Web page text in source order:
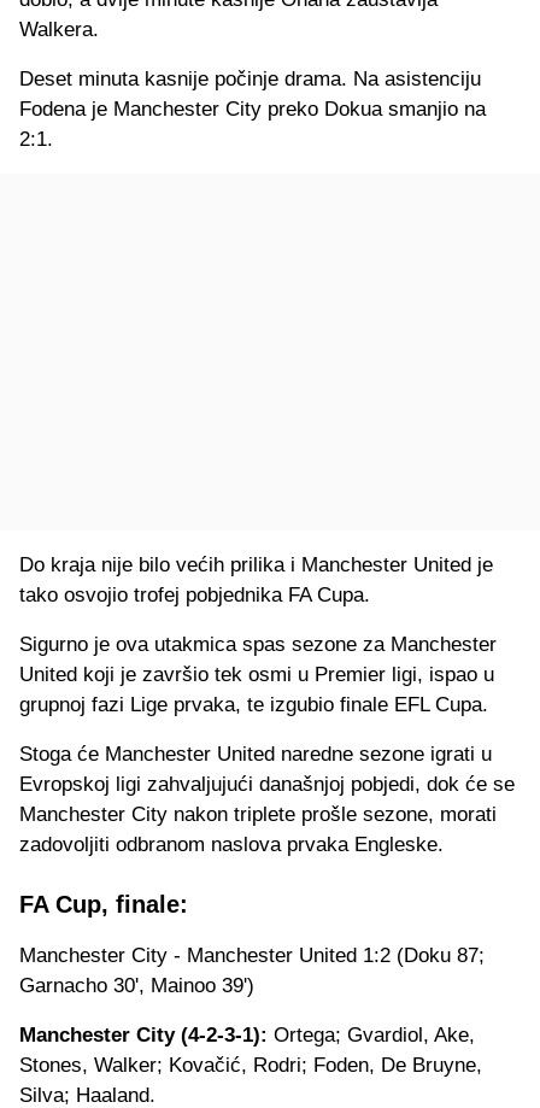
Walkera.
Deset minuta kasnije počinje drama. Na asistenciju
Fodena je Manchester City preko Dokua smanjio na
2:1.
Do kraja nije bilo većih prilika i Manchester United je
tako osvojio trofej pobjednika FA Cupa.
Sigurno je ova utakmica spas sezone za Manchester
United koji je završio tek osmi u Premier ligi, ispao u
grupnoj fazi Lige prvaka, te izgubio finale EFL Cupa.
Stoga će Manchester United naredne sezone igrati u
Evropskoj ligi zahvaljujući današnjoj pobjedi, dok će se
Manchester City nakon triplete prošle sezone, morati
zadovoljiti odbranom naslova prvaka Engleske.
FA Cup, finale:
Manchester City - Manchester United 1:2 (Doku 87;
Garnacho 30', Mainoo 39')
Manchester City (4-2-3-1): Ortega; Gvardiol, Ake,
Stones, Walker; Kovačić, Rodri; Foden, De Bruyne,
Silva; Haaland.